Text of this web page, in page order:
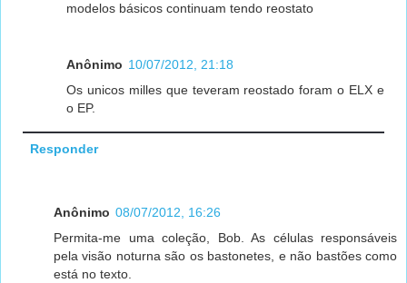
modelos básicos continuam tendo reostato
Anônimo 10/07/2012, 21:18
Os unicos milles que teveram reostado foram o ELX e
o EP.
Responder
Anônimo 08/07/2012, 16:26
Permita-me uma coleção, Bob. As células responsáveis
pela visão noturna são os bastonetes, e não bastões como
está no texto.